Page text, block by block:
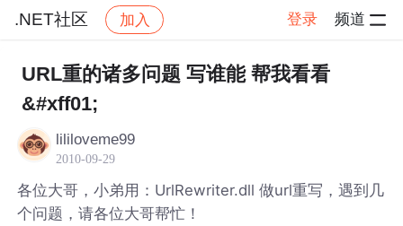
.NET社区 加入 登录 频道
社区 .NET社区 帖子详情
URL重的诸多问题 写谁能 帮我看看
&#xff01;
lililoveme99
2010-09-29
各位大哥，小弟用：UrlRewriter.dll 做url重写，遇到几
个问题，请各位大哥帮忙！